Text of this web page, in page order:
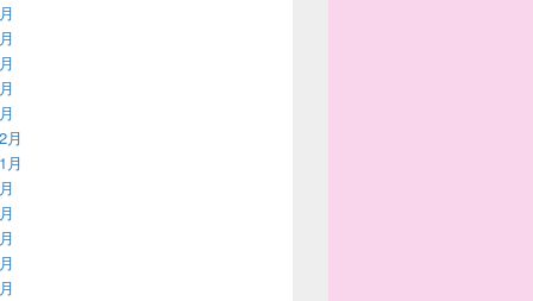
月
月